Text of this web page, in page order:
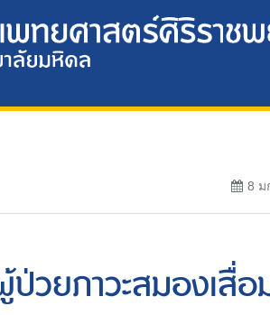
8 ม
ป่วยภาวะสมองเสื่อ